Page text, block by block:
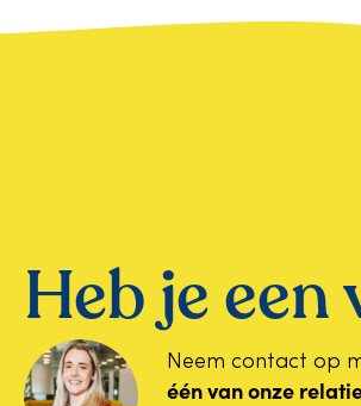
Heb je een
Neem contact op
één van onze